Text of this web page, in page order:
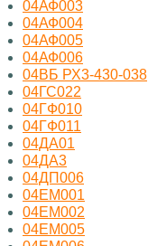
04АФ003
04АФ004
04АФ005
04АФ006
04ВБ РХ3-430-038
04ГС022
04ГФ010
04ГФ011
04ДА01
04ДА3
04ДП006
04ЕМ001
04ЕМ002
04ЕМ005